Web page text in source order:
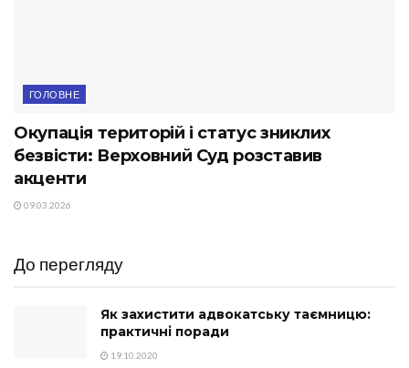
ГОЛОВНЕ
Окупація територій і статус зниклих
безвісти: Верховний Суд розставив
акценти
09.03.2026
До перегляду
Як захистити адвокатську таємницю:
практичні поради
19.10.2020